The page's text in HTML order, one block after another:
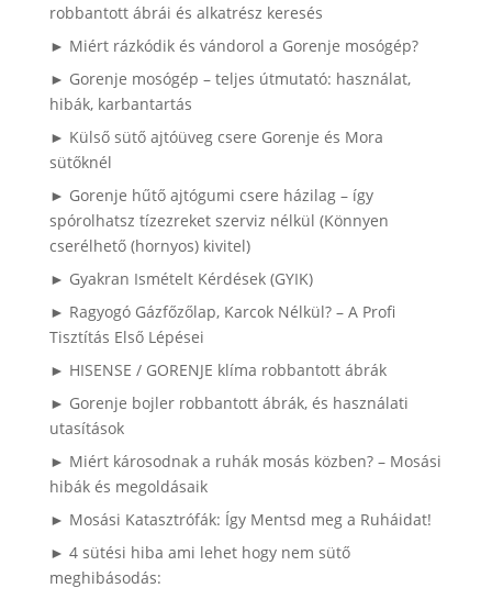
robbantott ábrái és alkatrész keresés
► Miért rázkódik és vándorol a Gorenje mosógép?
► Gorenje mosógép – teljes útmutató: használat,
hibák, karbantartás
► Külső sütő ajtóüveg csere Gorenje és Mora
sütőknél
► Gorenje hűtő ajtógumi csere házilag – így
spórolhatsz tízezreket szerviz nélkül (Könnyen
cserélhető (hornyos) kivitel)
► Gyakran Ismételt Kérdések (GYIK)
► Ragyogó Gázfőzőlap, Karcok Nélkül? – A Profi
Tisztítás Első Lépései
► HISENSE / GORENJE klíma robbantott ábrák
► Gorenje bojler robbantott ábrák, és használati
utasítások
► Miért károsodnak a ruhák mosás közben? – Mosási
hibák és megoldásaik
► Mosási Katasztrófák: Így Mentsd meg a Ruháidat!
► 4 sütési hiba ami lehet hogy nem sütő
meghibásodás: